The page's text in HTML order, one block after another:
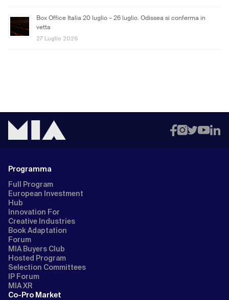
Box Office Italia 20 luglio – 26 luglio. Odissea si conferma in
vetta
27 Luglio 2026
Programma
Full Program
European Investment
Hub
Innovation For
Creative Industries
Book Adaptation
Forum
MIA Buyers Club
Hosted Program
Selection Committees
IP Forum
MIA XR
Co-Pro Market